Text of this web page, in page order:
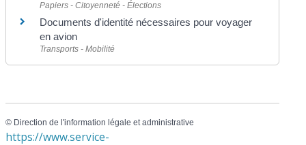
Papiers - Citoyenneté - Élections
Documents d'identité nécessaires pour voyager
en avion
Transports - Mobilité
© Direction de l'information légale et administrative
https://www.service-